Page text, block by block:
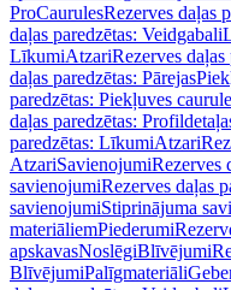
ProCaurulesRezerves daļas
daļas paredzētas: Veidgabali
LīkumiAtzariRezerves
daļas paredzētas: Pārejas
paredzētas: Piekļuves
daļas paredzētas:
paredzētas: LīkumiAtzari
AtzariSavienojumiRezerves
savienojumiRezerves daļas
savienojumiStiprinājuma
materiāliemPiederumi
apskavasNoslēgiBlīvējumi
BlīvējumiPalīgmateriāli